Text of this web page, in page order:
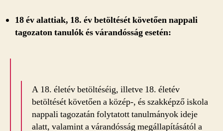
18 év alattiak, 18. év betöltését követően nappali
tagozaton tanulók és várandósság esetén:
A 18. életév betöltéséig, illetve 18. életév
betöltését követően a közép-, és szakképző iskola
nappali tagozatán folytatott tanulmányok ideje
alatt, valamint a várandósság megállapításától a